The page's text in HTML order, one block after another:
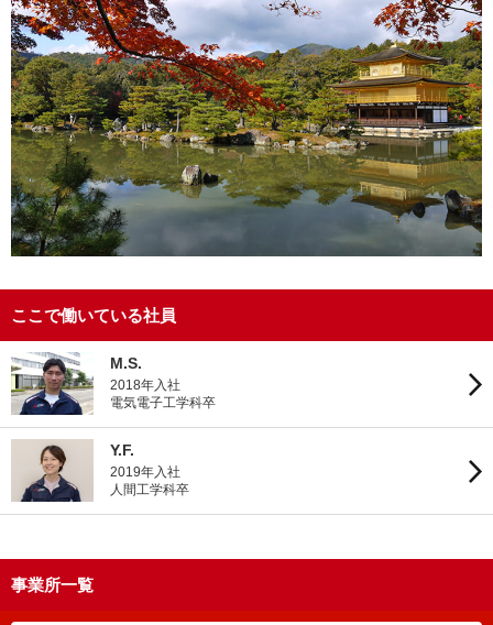
ここで働いている社員
M.S.
2018年入社
電気電子工学科卒
Y.F.
2019年入社
人間工学科卒
事業所一覧